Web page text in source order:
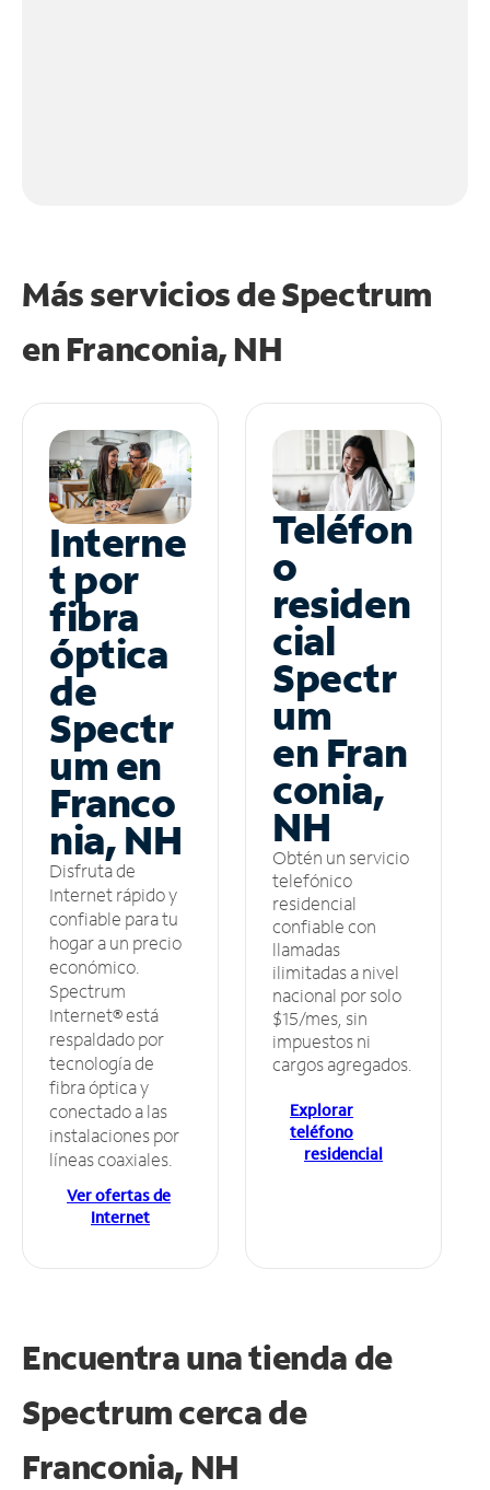
Más servicios de Spectrum
en Franconia, NH
Interne
t por
fibra
óptica
de
Spectr
um en
Franco
nia, NH
Disfruta de
Internet rápido y
confiable para tu
hogar a un precio
económico.
Spectrum
Internet® está
respaldado por
tecnología de
fibra óptica y
conectado a las
instalaciones por
líneas coaxiales.
Ver ofertas de
Internet
Teléfon
o
residen
cial
Spectr
um
en Fran
conia,
NH
Obtén un servicio
telefónico
residencial
confiable con
llamadas
ilimitadas a nivel
nacional por solo
$15/mes, sin
impuestos ni
cargos agregados.
Explorar
teléfono
residencial
Encuentra una tienda de
Spectrumcerca de
Franconia, NH